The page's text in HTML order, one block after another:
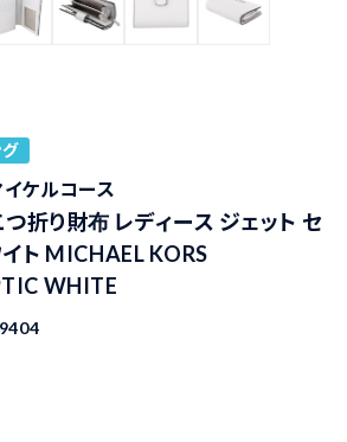
ケルコース
折り財布 レディース ジェット セ
イト MICHAEL KORS
WHITE